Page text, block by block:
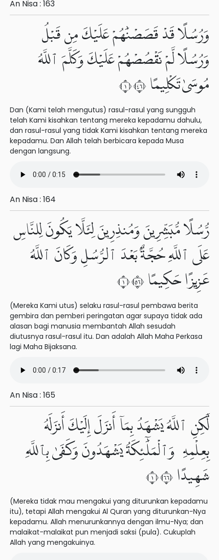
An Nisa : 163
وَرُسُلًا قَدْ قَصَصْنَٰهُمْ عَلَيْكَ مِن قَبْلُ
وَرُسُلًا لَّمْ نَقْصُصْهُمْ عَلَيْكَ وَكَلَّمَ ٱللَّهُ
مُوسَىٰ تَكْلِيمًا ١٦٤
Dan (Kami telah mengutus) rasul-rasul yang sungguh
telah Kami kisahkan tentang mereka kepadamu dahulu,
dan rasul-rasul yang tidak Kami kisahkan tentang mereka
kepadamu. Dan Allah telah berbicara kepada Musa
dengan langsung.
An Nisa : 164
رُّسُلًا مُّبَشِّرِينَ وَمُنذِرِينَ لِئَلَّا يَكُونَ لِلنَّاسِ
عَلَى ٱللَّهِ حُجَّةٌۢ بَعْدَ ٱلرُّسُلِ وَكَانَ ٱللَّهُ
عَزِيزًا حَكِيمًا ١٦٥
(Mereka Kami utus) selaku rasul-rasul pembawa berita
gembira dan pemberi peringatan agar supaya tidak ada
alasan bagi manusia membantah Allah sesudah
diutusnya rasul-rasul itu. Dan adalah Allah Maha Perkasa
lagi Maha Bijaksana.
An Nisa : 165
لَّٰكِنِ ٱللَّهُ يَشْهَدُ بِمَآ أَنزَلَ إِلَيْكَ أَنزَلَهُۥ
بِعِلْمِهِۦ وَٱلْمَلَٰٓئِكَةُ يَشْهَدُونَ وَكَفَىٰ بِٱللَّهِ
شَهِيدًا ١٦٦
(Mereka tidak mau mengakui yang diturunkan kepadamu
itu), tetapi Allah mengakui Al Quran yang diturunkan-Nya
kepadamu. Allah menurunkannya dengan ilmu-Nya; dan
malaikat-malaikat pun menjadi saksi (pula). Cukuplah
Allah yang mengakuinya.